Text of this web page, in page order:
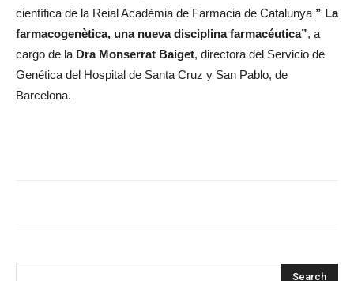
científica de la Reial Acadèmia de Farmacia de Catalunya ” La
farmacogenètica, una nueva disciplina farmacéutica”, a
cargo de la Dra Monserrat Baiget, directora del Servicio de
Genética del Hospital de Santa Cruz y San Pablo, de
Barcelona.